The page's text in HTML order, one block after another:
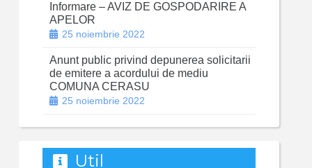
Informare – AVIZ DE GOSPODARIRE A
APELOR
25 noiembrie 2022
Anunt public privind depunerea solicitarii
de emitere a acordului de mediu
COMUNA CERASU
25 noiembrie 2022
Util